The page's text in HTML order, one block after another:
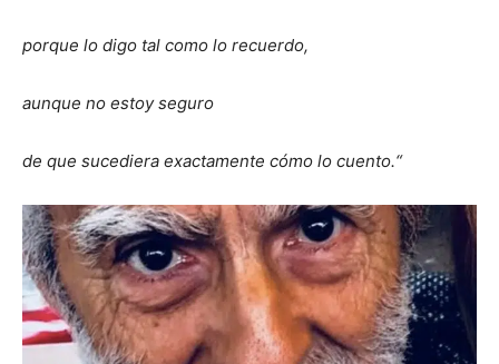
porque lo digo tal como lo recuerdo,
aunque no estoy seguro
de que sucediera exactamente cómo lo cuento.“